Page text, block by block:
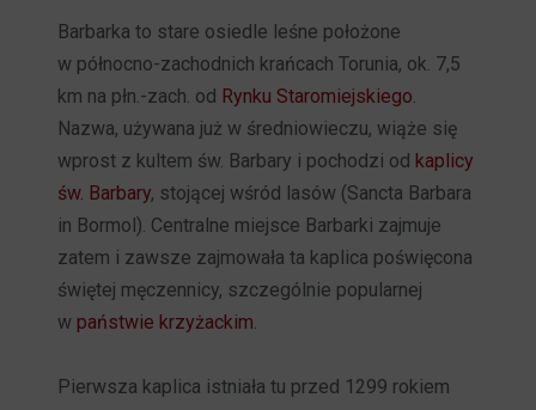
Barbarka to stare osiedle leśne położone
w północno-zachodnich krańcach Torunia, ok. 7,5
km na płn.-zach. od Rynku Staromiejskiego.
Nazwa, używana już w średniowieczu, wiąże się
wprost z kultem św. Barbary i pochodzi od kaplicy
św. Barbary, stojącej wśród lasów (Sancta Barbara
in Bormol). Centralne miejsce Barbarki zajmuje
zatem i zawsze zajmowała ta kaplica poświęcona
świętej męczennicy, szczególnie popularnej
w państwie krzyżackim.
Pierwsza kaplica istniała tu przed 1299 rokiem